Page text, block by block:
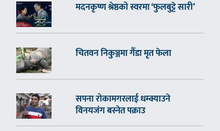
मदनकृष्ण श्रेष्ठको स्वरमा ‘फुलबुट्टे सारी’
चितवन निकुञ्जमा गैँडा मृत फेला
सपना रोकामगरलाई धम्क्याउने
विनयजंग बस्नेत पक्राउ